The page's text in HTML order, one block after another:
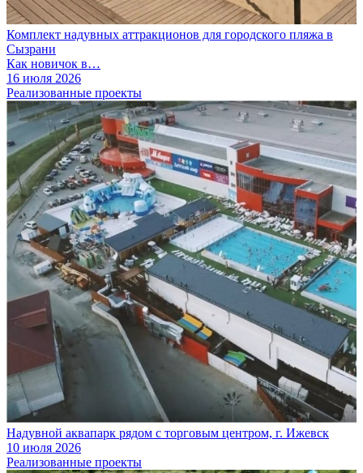
Комплект надувных аттракционов для городского пляжа в
Сызрани
Как новичок в…
16 июля 2026
Реализованные проекты
Надувной аквапарк рядом с торговым центром, г. Ижевск
10 июля 2026
Реализованные проекты